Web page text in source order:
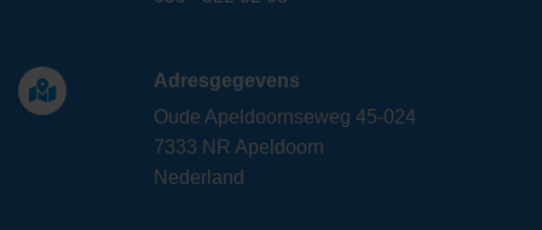
Adresgegevens
Oude Apeldoornseweg 45-024
7333 NR Apeldoorn
Nederland